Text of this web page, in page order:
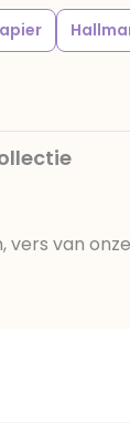
vers van